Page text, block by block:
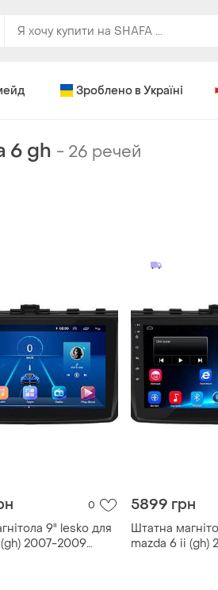
Зроблено в Україні
6 gh - 26 речей
0
9" lesko для
2007-2009
5899 грн
Штатна
mazda 6 ii (gh)